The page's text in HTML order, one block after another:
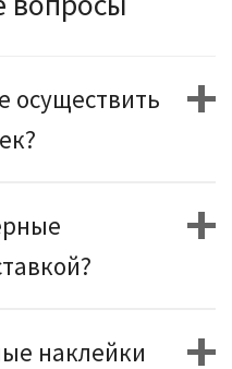
осуществить
наклейки